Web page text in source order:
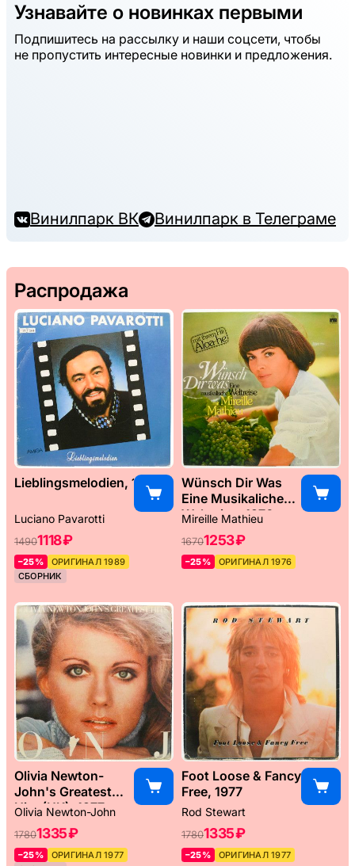
Узнавайте о новинках первыми
Подпишитесь на рассылку и наши соцсети, чтобы
не пропустить интересные новинки и предложения.
Винилпарк ВК Винилпарк в Телеграме
Распродажа
Lieblingsmelodien, 1989
Luciano Pavarotti
14901118 ₽
–25%
ОРИГИНАЛ 1989
СБОРНИК
Wünsch Dir Was
Eine Musikaliche
Weltreise, 1976
Mireille Mathieu
16701253 ₽
–25% ОРИГИНАЛ 1976
Olivia Newton-
John's Greatest
Hits (UK), 1977
Olivia Newton-John
17801335 ₽
–25%
ОРИГИНАЛ 1977
Foot Loose & Fancy
Free, 1977
Rod Stewart
17801335 ₽
–25% ОРИГИНАЛ 1977